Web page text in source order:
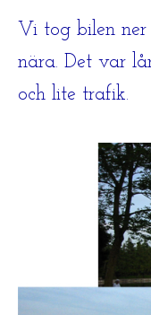
Vi tog bilen
nära. Det var
och lite trafik.